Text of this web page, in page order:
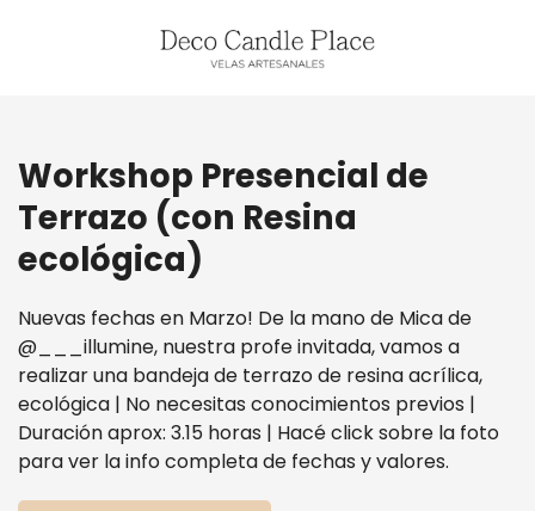
Workshop Presencial de
Terrazo (con Resina
ecológica)
Nuevas fechas en Marzo! De la mano de Mica de
@___illumine, nuestra profe invitada, vamos a
realizar una bandeja de terrazo de resina acrílica,
ecológica | No necesitas conocimientos previos |
Duración aprox: 3.15 horas | Hacé click sobre la foto
para ver la info completa de fechas y valores.